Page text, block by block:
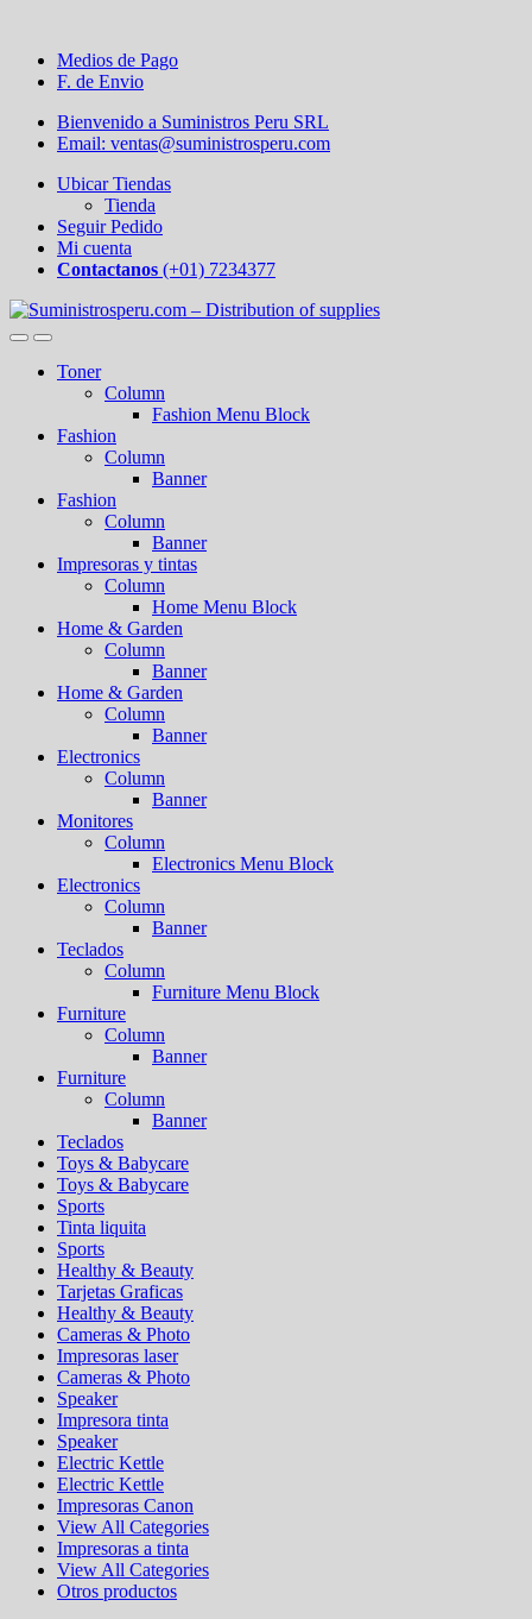
Medios de Pago
F. de Envio
Bienvenido a Suministros Peru SRL
Email: ventas@suministrosperu.com
Ubicar Tiendas
Tienda
Seguir Pedido
Mi cuenta
Contactanos (+01) 7234377
Toner
Column
Fashion Menu Block
Fashion
Column
Banner
Fashion
Column
Banner
Impresoras y tintas
Column
Home Menu Block
Home & Garden
Column
Banner
Home & Garden
Column
Banner
Electronics
Column
Banner
Monitores
Column
Electronics Menu Block
Electronics
Column
Banner
Teclados
Column
Furniture Menu Block
Furniture
Column
Banner
Furniture
Column
Banner
Teclados
Toys & Babycare
Toys & Babycare
Sports
Tinta liquita
Sports
Healthy & Beauty
Tarjetas Graficas
Healthy & Beauty
Cameras & Photo
Impresoras laser
Cameras & Photo
Speaker
Impresora tinta
Speaker
Electric Kettle
Electric Kettle
Impresoras Canon
View All Categories
Impresoras a tinta
View All Categories
Otros productos